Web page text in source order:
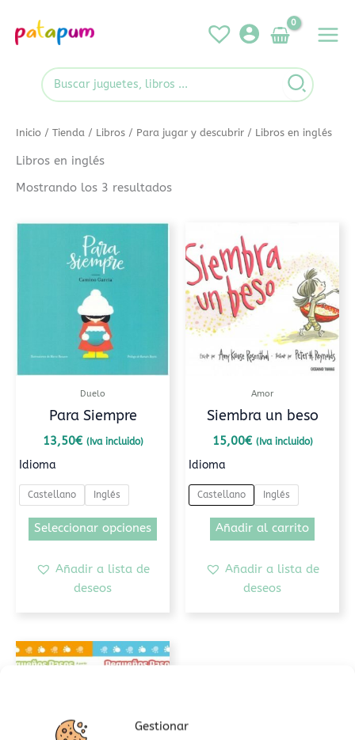
Gestionar
contenido
Search
for:
Inicio / Tienda / Libros / Para jugar y descubrir / Libros en inglés
Libros en inglés
Mostrando los 3 resultados
Duelo
Para Siempre
13,50€ (Iva incluido)
Idioma
Castellano Inglés
Seleccionar opciones
producto
múltiples
variantes.
página
producto
Añadir a lista de
deseos
Amor
Siembra un beso
15,00€ (Iva incluido)
Idioma
Castellano Inglés
Añadir al carrito
tiene
Las
se
en
Añadir a lista de
deseos
Este
producto
variantes.